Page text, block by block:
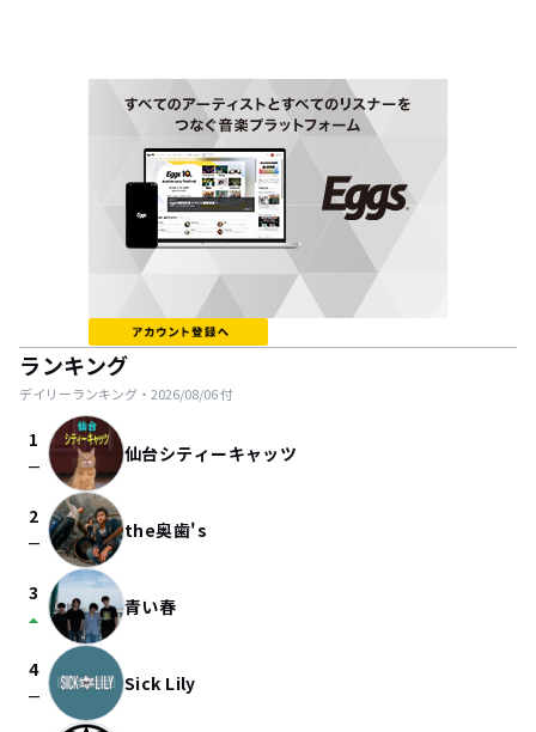
ランキング
デイリーランキング・ 2026/08/06付
1
check_indeterminate_small 仙台シティーキャッツ
2
check_indeterminate_small the奥歯's
3
arrow_drop_up 青い春
4
check_indeterminate_small Sick Lily